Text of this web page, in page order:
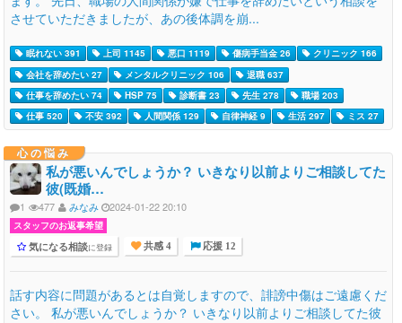
させていただきましたが、あの後体調を崩...
眠れない 391 上司 1145 悪口 1119 傷病手当金 26
クリニック 166
会社を辞めたい 27
メンタルクリニック 106
退職 637
仕事を辞めたい 74
HSP 75 診断書 23 先生 278
職場 203
仕事 520
不安 392 人間関係 129 自律神経 9 生活 297 ミス 27
心の悩み
私が悪いんでしょうか？ いきなり以前よりご相談してた
彼(既婚…
1 477 みなみ 2024-01-22 20:10
スタッフのお返事希望
気になる相談に登録 共感 4 応援 12
話す内容に問題があるとは自覚しますので、誹謗中傷はご遠慮くだ
さい。 私が悪いんでしょうか？ いきなり以前よりご相談してた彼